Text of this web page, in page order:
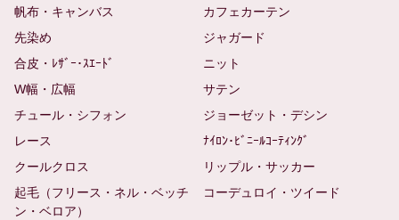
帆布・キャンバス
カフェカーテン
先染め
ジャガード
合皮・ﾚｻﾞｰ･ｽｴｰﾄﾞ
ニット
W幅・広幅
サテン
チュール・シフォン
ジョーゼット・デシン
レース
ﾅｲﾛﾝ･ﾋﾞﾆｰﾙｺｰﾃｨﾝｸﾞ
クールクロス
リップル・サッカー
起毛（フリース・ネル・ベッチ
ン・ベロア）
コーデュロイ・ツイード